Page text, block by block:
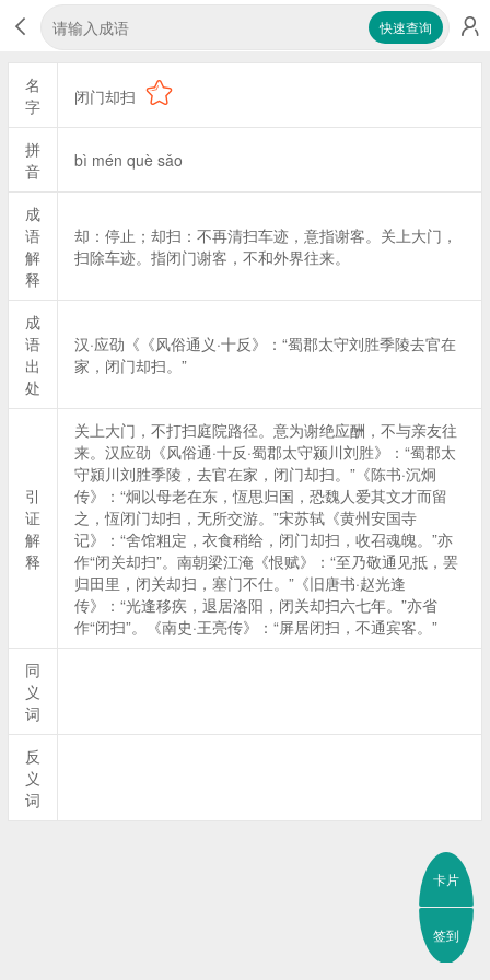
快速查询
名
字
闭门却扫
拼
音
bì mén què sǎo
成
语
解
释
却：停止；却扫：不再清扫车迹，意指谢客。关上大门，
扫除车迹。指闭门谢客，不和外界往来。
成
语
出
处
汉·应劭《《风俗通义·十反》：“蜀郡太守刘胜季陵去官在
家，闭门却扫。”
引
证
解
释
关上大门，不打扫庭院路径。意为谢绝应酬，不与亲友往
来。汉应劭《风俗通·十反·蜀郡太守颍川刘胜》：“蜀郡太
守潁川刘胜季陵，去官在家，闭门却扫。”《陈书·沉炯
传》：“炯以母老在东，恆思归国，恐魏人爱其文才而留
之，恆闭门却扫，无所交游。”宋苏轼《黄州安国寺
记》：“舍馆粗定，衣食稍给，闭门却扫，收召魂魄。”亦
作“闭关却扫”。南朝梁江淹《恨赋》：“至乃敬通见抵，罢
归田里，闭关却扫，塞门不仕。”《旧唐书·赵光逢
传》：“光逢移疾，退居洛阳，闭关却扫六七年。”亦省
作“闭扫”。《南史·王亮传》：“屏居闭扫，不通宾客。”
同
义
词
反
义
词
卡片
签到